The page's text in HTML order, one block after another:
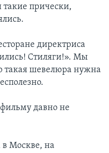
такие прически,
директриса
Стиляги!». Мы
такая шевелюра нужна
давно не
Москве, на